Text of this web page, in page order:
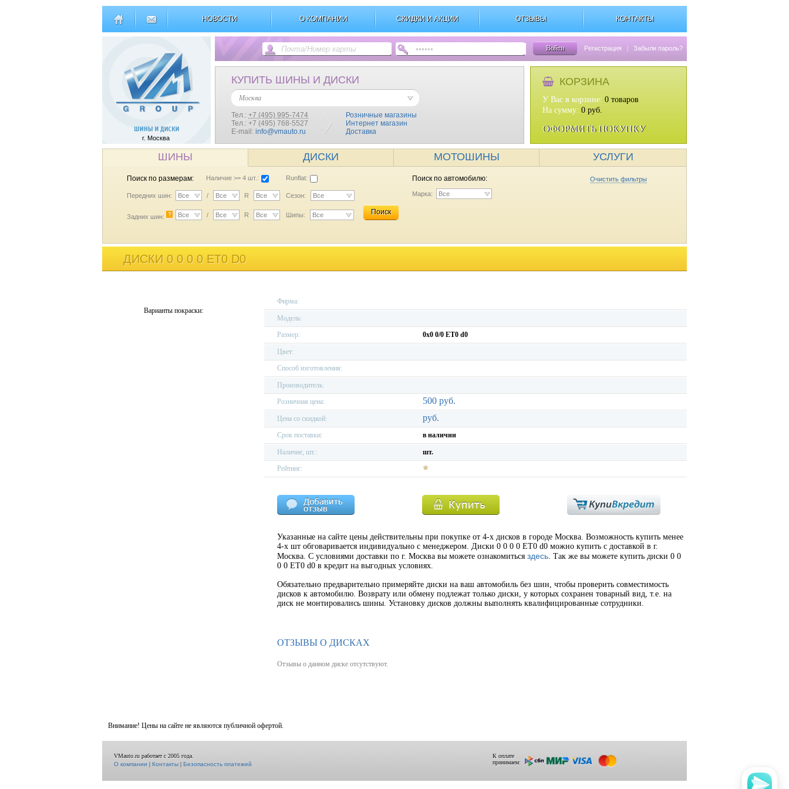
НОВОСТИ О КОМПАНИИ СКИДКИ И АКЦИИ ОТЗЫВЫ КОНТАКТЫ
г. Москва
Войти Регистрация | Забыли пароль?
КУПИТЬ ШИНЫ И ДИСКИ
Москва
Тел.: +7 (495) 995-7474
Тел.: +7 (495) 768-5527
E-mail: info@vmauto.ru
Розничные магазины
Интернет магазин
Доставка
КОРЗИНА
У Вас в корзине: 0 товаров
На сумму: 0 руб.
ОФОРМИТЬ ПОКУПКУ
ШИНЫ ДИСКИ МОТОШИНЫ УСЛУГИ
Поиск по размерам: Наличие >= 4 шт.: Runflat:
Передних шин: Все / Все R Все Сезон: Все
Задних шин: ? Все / Все R Все Шипы: Все Поиск
Поиск по автомобилю: Очистить фильтры
Марка: Все
ДИСКИ 0 0 0 0 ET0 D0
Варианты покраски:
Фирма:
Модель:
Размер:
0x0 0/0 ET0 d0
Цвет:
Способ изготовления:
Производитель:
Розничная цена:
500 руб.
Цена со скидкой: руб.
Срок поставки: в наличии
Наличие, шт.:
шт.
Рейтинг:
Указанные на сайте цены действительны при покупке от 4-х дисков в городе Москва. Возможность купить менее
4-х шт обговаривается индивидуально с менеджером. Диски 0 0 0 0 ET0 d0 можно купить с доставкой в г.
Москва. С условиями доставки по г. Москва вы можете ознакомиться здесь. Так же вы можете купить диски 0 0
0 0 ET0 d0 в кредит на выгодных условиях.
Обязательно предварительно примеряйте диски на ваш автомобиль без шин, чтобы проверить совместимость
дисков к автомобилю. Возврату или обмену подлежат только диски, у которых сохранен товарный вид, т.е. на
диск не монтировались шины. Установку дисков должны выполнять квалифицированные сотрудники.
ОТЗЫВЫ О ДИСКАХ
Отзывы о данном диске отсутствуют.
Внимание! Цены на сайте не являются публичной офертой.
VMauto.ru работает с 2005 года.
О компании|Контакты|Безопасность платежей
К оплате
принимаем: